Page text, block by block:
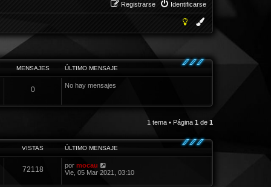
Identificarse
Registrarse
MENSAJES ÚLTIMO MENSAJE
0 No hay mensajes
1 tema • Página 1 de 1
VISTAS ÚLTIMO MENSAJE
72118 por mocau
Vie, 05 Mar 2021, 03:10